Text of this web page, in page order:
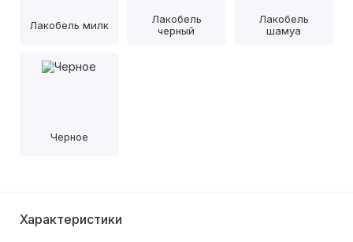
Лакобель милк
Лакобель
черный
Лакобель
шамуа
Черное
Характеристики